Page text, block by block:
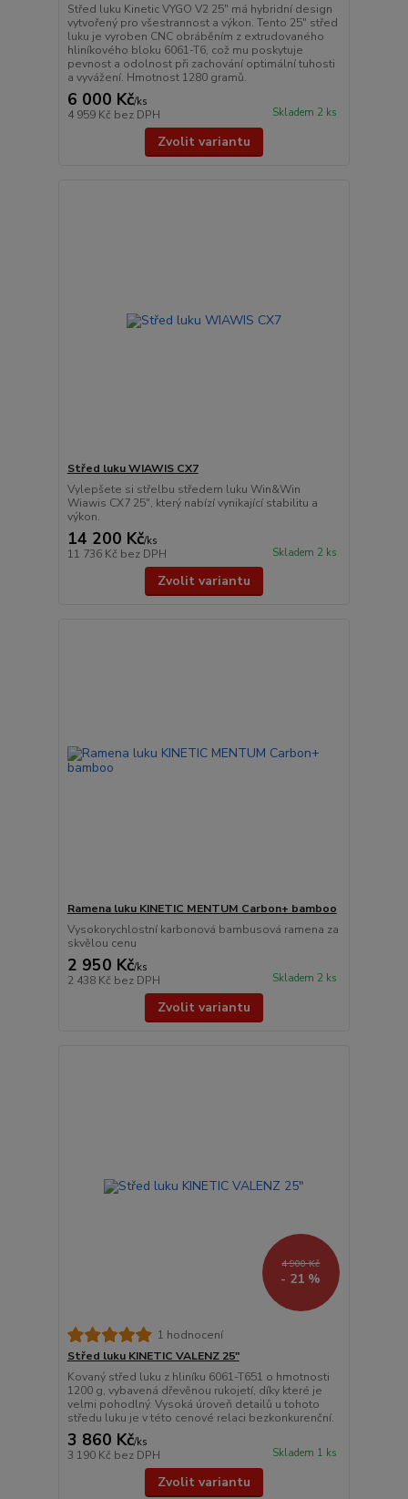
Střed luku Kinetic VYGO V2 25" má hybridní design
vytvořený pro všestrannost a výkon. Tento 25" střed
luku je vyroben CNC obráběním z extrudovaného
hliníkového bloku 6061-T6, což mu poskytuje
pevnost a odolnost při zachování optimální tuhosti
a vyvážení. Hmotnost 1280 gramů.
6 000 Kč/ks
4 959 Kč bez DPH Skladem 2 ks
Zvolit variantu
Střed luku WIAWIS CX7
Vylepšete si střelbu středem luku Win&Win
Wiawis CX7 25", který nabízí vynikající stabilitu a
výkon.
14 200 Kč/ks
11 736 Kč bez DPH Skladem 2 ks
Zvolit variantu
Ramena luku KINETIC MENTUM Carbon+ bamboo
Vysokorychlostní karbonová bambusová ramena za
skvělou cenu
2 950 Kč/ks
2 438 Kč bez DPH Skladem 2 ks
Zvolit variantu
4 900 Kč
- 21 %
1 hodnocení
Střed luku KINETIC VALENZ 25"
Kovaný střed luku z hliníku 6061-T651 o hmotnosti
1200 g, vybavená dřevěnou rukojetí, díky které je
velmi pohodlný. Vysoká úroveň detailů u tohoto
středu luku je v této cenové relaci bezkonkurenční.
3 860 Kč/ks
3 190 Kč bez DPH Skladem 1 ks
Zvolit variantu